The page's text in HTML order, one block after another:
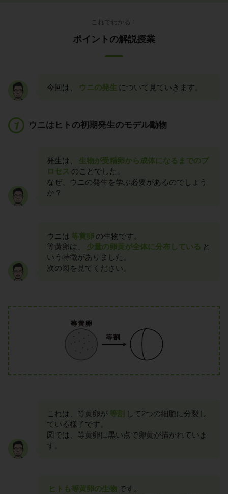
これでわかる！
ポイントの解説授業
今回は、 ウニの発生 について見ていきます。
ウニはヒトの初期発生のモデル動物
発生は、
生物が受精卵から成体になるまでのプ
ロセス のことでした。
なぜ、ウニの発生を学ぶ必要があるのでしょう
か？
ウニは 等黄卵 の生物です。
等黄卵は、
少量の卵黄が全体に分布している と
いう特徴がありました。
次の図を見てください。
これは、等黄卵が 等割 して2つの細胞に分裂し
ている様子です。
図では、等黄卵に黒い点で卵黄が描かれていま
す。
ヒトも等黄卵の生物 です。